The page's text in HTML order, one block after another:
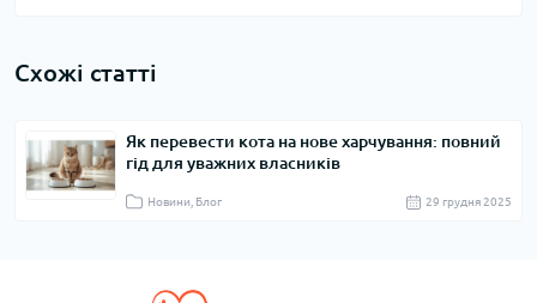
Схожі статті
Як перевести кота на нове харчування: повний
гід для уважних власників
Новини, Блог 29 грудня 2025